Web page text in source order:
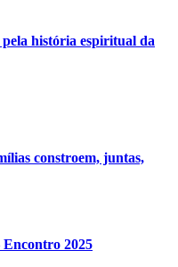
história espiritual da
constroem, juntas,
2025